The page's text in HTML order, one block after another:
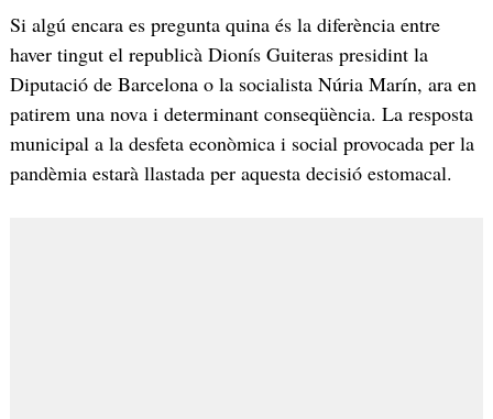
Si algú encara es pregunta quina és la diferència entre
haver tingut el republicà Dionís Guiteras presidint la
Diputació de Barcelona o la socialista Núria Marín, ara en
patirem una nova i determinant conseqüència. La resposta
municipal a la desfeta econòmica i social provocada per la
pandèmia estarà llastada per aquesta decisió estomacal.